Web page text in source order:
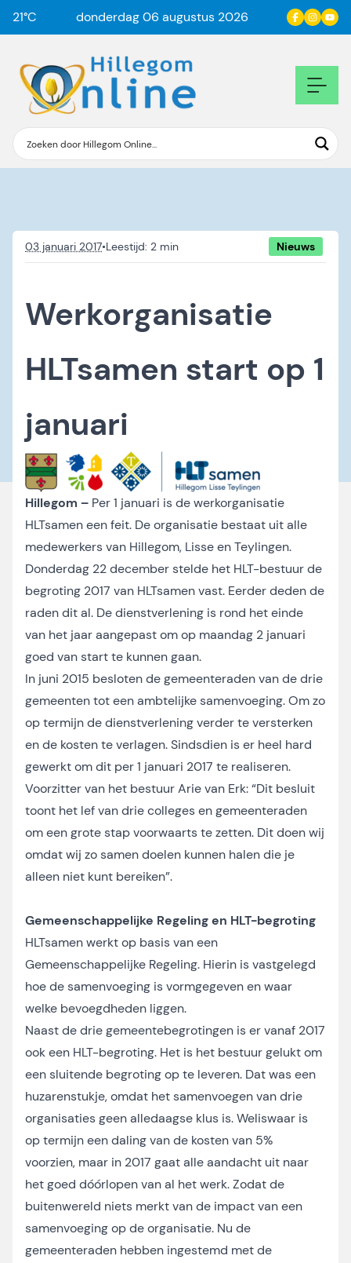
21°C donderdag 06 augustus 2026
03 januari 2017• Nieuws
Werkorganisatie
HLTsamen start op 1
januari
Hillegom – Per 1 januari is de werkorganisatie
HLTsamen een feit. De organisatie bestaat uit alle
medewerkers van Hillegom, Lisse en Teylingen.
Donderdag 22 december stelde het HLT-bestuur de
begroting 2017 van HLTsamen vast. Eerder deden de
raden dit al. De dienstverlening is rond het einde
van het jaar aangepast om op maandag 2 januari
goed van start te kunnen gaan.
In juni 2015 besloten de gemeenteraden van de drie
gemeenten tot een ambtelijke samenvoeging. Om zo
op termijn de dienstverlening verder te versterken
en de kosten te verlagen. Sindsdien is er heel hard
gewerkt om dit per 1 januari 2017 te realiseren.
Voorzitter van het bestuur Arie van Erk: “Dit besluit
toont het lef van drie colleges en gemeenteraden
om een grote stap voorwaarts te zetten. Dit doen wij
omdat wij zo samen doelen kunnen halen die je
alleen niet kunt bereiken”.
Gemeenschappelijke Regeling en HLT-begroting
HLTsamen werkt op basis van een
Gemeenschappelijke Regeling. Hierin is vastgelegd
hoe de samenvoeging is vormgegeven en waar
welke bevoegdheden liggen.
Naast de drie gemeentebegrotingen is er vanaf 2017
ook een HLT-begroting. Het is het bestuur gelukt om
een sluitende begroting op te leveren. Dat was een
huzarenstukje, omdat het samenvoegen van drie
organisaties geen alledaagse klus is. Weliswaar is
op termijn een daling van de kosten van 5%
voorzien, maar in 2017 gaat alle aandacht uit naar
het goed dóórlopen van al het werk. Zodat de
buitenwereld niets merkt van de impact van een
samenvoeging op de organisatie. Nu de
gemeenteraden hebben ingestemd met de